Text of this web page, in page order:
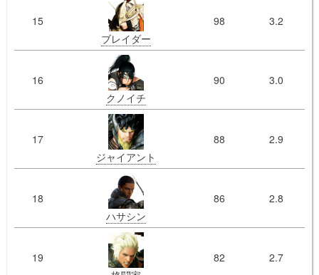
15
ブレイダー
98 3.2
16
クノイチ
90 3.0
17
ジャイアント
88 2.9
18
ハサシン
86 2.8
19
82 2.7